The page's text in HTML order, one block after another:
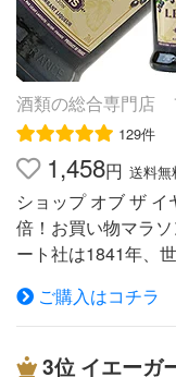
キスを分離します
も必要な要素だけ
のこのうえない透
■プロテイスターに
コールと砂糖、さ
0%のスピリッツに
す。それは厳しい
質チェック。ここ
た様々な品質基準
て世に出ることを
『コアントロー広
チーフに展開され
を配合、ミルク又
下さい。■ロックで
ぜてお楽しみ下さ
は混ぜないで下さ
が、甘くて気持ち
クリームにかけて
は眠れない夜にレ
し入れて薄めに割
【いそうろう見習い
からミルクが入っ
けどおいしい！カ
事うけあいです♪ア
ロ】様 ショップオ
酒類の総合専門店
129件
1,458円 送料無
ショップ オブ ザ
倍！お買い物マラ
ート社は1841年、
祖。 薬草系のリキ
果実を浸漬してつ
的な発明として、
ご購入はコチラ
3位 イエーガ